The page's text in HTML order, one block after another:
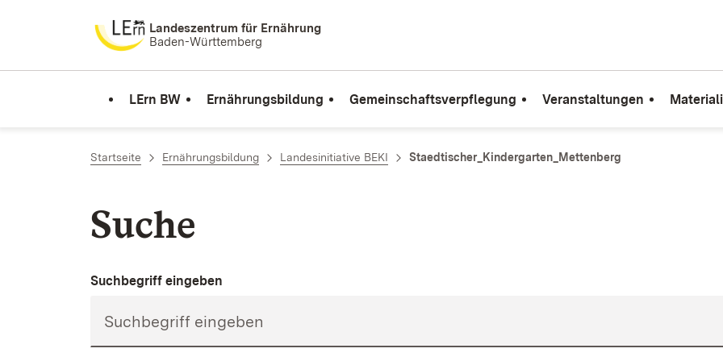
Zum Inhalt springenLandeszentrum für Ernährung
Baden-Württemberg
LErn BW Ernährungsbildung Gemeinschaftsverpflegung Veranstaltungen
Startseite Ernährungsbildung Landesinitiative BEKI Staedtischer_Kindergarten_Mettenberg
Suche
Suchbegriff eingeben